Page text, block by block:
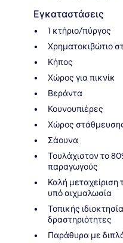
Εγκαταστάσεις
1 κτήριο/πύργος
Χρηματοκιβώτιο
Κήπος
Χώρος για πικνίκ
Βεράντα
Κουνουπιέρες
Χώρος
Σάουνα
Τουλάχιστον το
παραγωγούς
Καλή
υπό αιχμαλωσία
Τοπικής
δραστηριότητες
Παράθυρα με